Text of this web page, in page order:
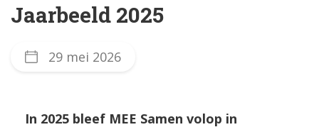
Jaarbeeld 2025
29 mei 2026
In 2025 bleef MEE Samen volop in